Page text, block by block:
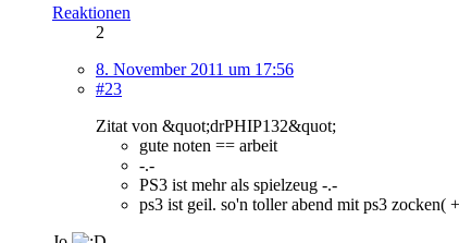
Reaktionen
2
8. November 2011 um 17:56
#23
Zitat von &quot;drPHIP132&quot;
gute noten == arbeit
-.-
PS3 ist mehr als spielzeug -.-
ps3 ist geil. so'n toller abend mit ps3 zocken(